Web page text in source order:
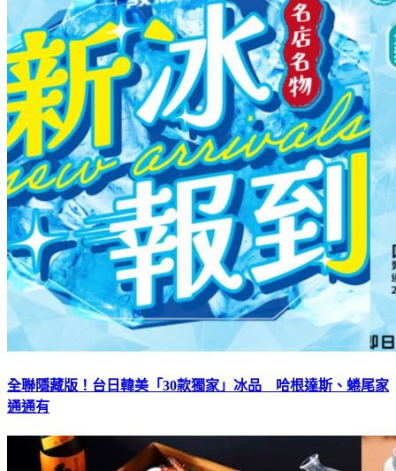
全聯隱藏版！台日韓美「30款獨家」冰品 哈根達斯、蜷尾家
通通有